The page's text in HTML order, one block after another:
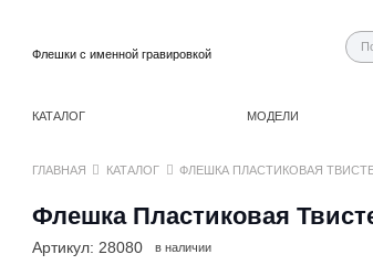
Флешки с именной гравировкой
КАТАЛОГ
МОДЕЛИ
ГЛАВНАЯ КАТАЛОГ ФЛЕШКА ПЛАСТИКОВАЯ
Флешка Пластиковая
Артикул: 28080 в наличии